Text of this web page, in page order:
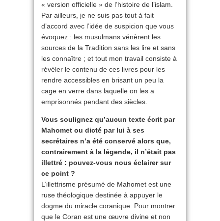
« version officielle » de l’histoire de l’islam.
Par ailleurs, je ne suis pas tout à fait
d’accord avec l’idée de suspicion que vous
évoquez : les musulmans vénèrent les
sources de la Tradition sans les lire et sans
les connaître ; et tout mon travail consiste à
révéler le contenu de ces livres pour les
rendre accessibles en brisant un peu la
cage en verre dans laquelle on les a
emprisonnés pendant des siècles.
Vous soulignez qu’aucun texte écrit par
Mahomet ou dicté par lui à ses
secrétaires n’a été conservé alors que,
contrairement à la légende, il n’était pas
illettré : pouvez-vous nous éclairer sur
ce point ?
L’illettrisme présumé de Mahomet est une
ruse théologique destinée à appuyer le
dogme du miracle coranique. Pour montrer
que le Coran est une œuvre divine et non